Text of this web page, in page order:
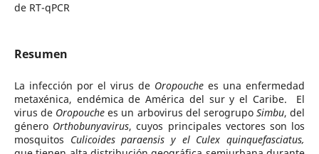
de RT-qPCR
Resumen
La infección por el virus de Oropouche es una enfermedad
metaxénica, endémica de América del sur y el Caribe. El
virus de Oropouche es un arbovirus del serogrupo Simbu, del
género Orthobunyavirus, cuyos principales vectores son los
mosquitos Culicoides paraensis y el Culex quinquefasciatus,